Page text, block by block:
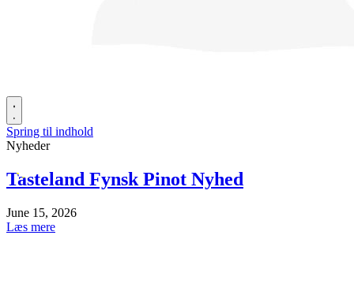
Spring til indhold
Nyheder
Tasteland Fynsk Pinot Nyhed
June 15, 2026
Læs mere